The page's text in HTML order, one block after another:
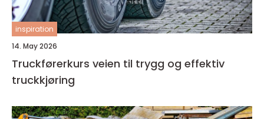
inspiration
14. May 2026
Truckførerkurs veien til trygg og effektiv
truckkjøring